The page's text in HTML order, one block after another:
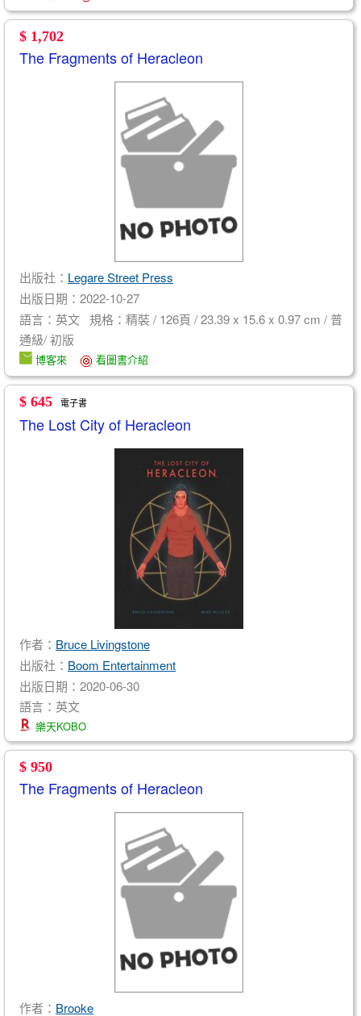
$ 1,702
The Fragments of Heracleon
出版社： Legare Street Press
出版日期：2022-10-27
語言：英文 規格：精裝 / 126頁 / 23.39 x 15.6 x 0.97 cm / 普
通級/ 初版
博客來 看圖書介紹
$ 645 電子書
The Lost City of Heracleon
作者： Bruce Livingstone
出版社： Boom Entertainment
出版日期：2020-06-30
語言：英文
樂天KOBO
$ 950
The Fragments of Heracleon
作者： Brooke